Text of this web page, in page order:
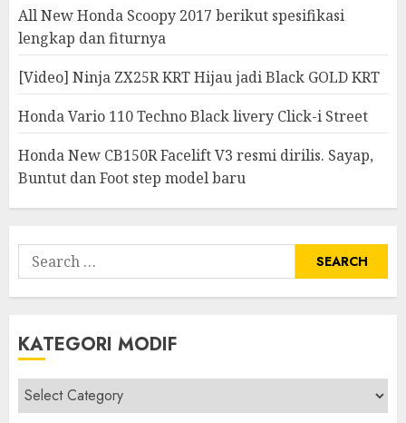
All New Honda Scoopy 2017 berikut spesifikasi
lengkap dan fiturnya
[Video] Ninja ZX25R KRT Hijau jadi Black GOLD KRT
Honda Vario 110 Techno Black livery Click-i Street
Honda New CB150R Facelift V3 resmi dirilis. Sayap,
Buntut dan Foot step model baru
Search
for:
KATEGORI MODIF
Kategori
modif